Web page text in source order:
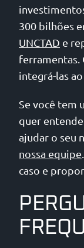
300 bilhões
UNCTAD e
ferramentas.
integrá-las
Se você tem
quer
ajudar o seu
nossa equipe
caso e